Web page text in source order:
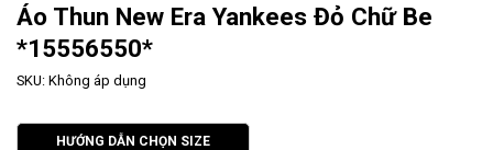
Áo Thun New Era Yankees Đỏ Chữ Be
*15556550*
SKU: Không áp dụng
HƯỚNG DẪN CHỌN SIZE